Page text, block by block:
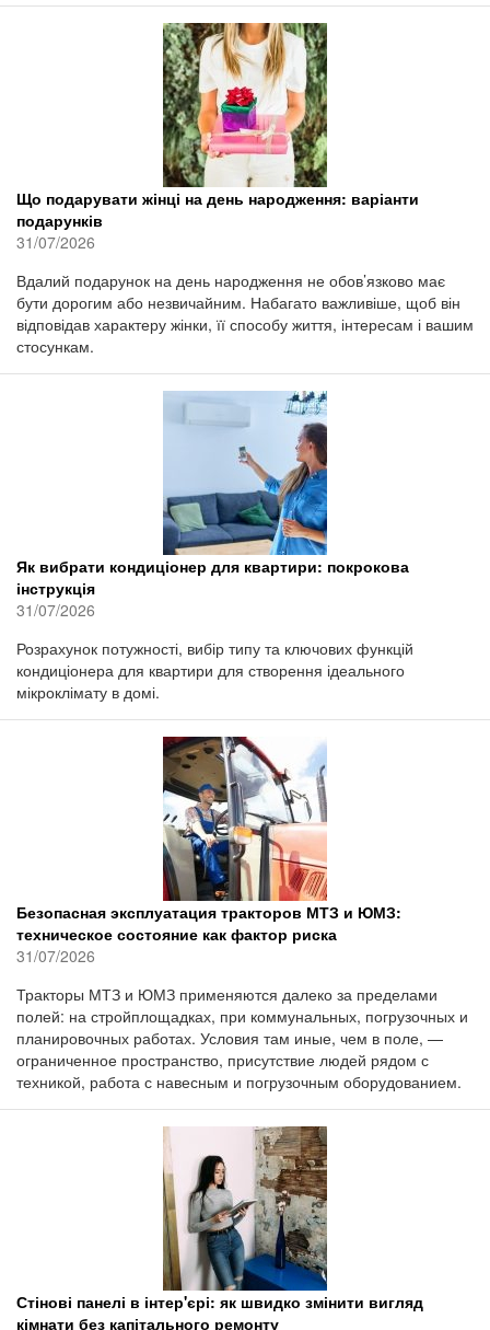
Що подарувати жінці на день народження: варіанти
подарунків
31/07/2026
Вдалий подарунок на день народження не обов’язково має
бути дорогим або незвичайним. Набагато важливіше, щоб він
відповідав характеру жінки, її способу життя, інтересам і вашим
стосункам.
Як вибрати кондиціонер для квартири: покрокова
інструкція
31/07/2026
Розрахунок потужності, вибір типу та ключових функцій
кондиціонера для квартири для створення ідеального
мікроклімату в домі.
Безопасная эксплуатация тракторов МТЗ и ЮМЗ:
техническое состояние как фактор риска
31/07/2026
Тракторы МТЗ и ЮМЗ применяются далеко за пределами
полей: на стройплощадках, при коммунальных, погрузочных и
планировочных работах. Условия там иные, чем в поле, —
ограниченное пространство, присутствие людей рядом с
техникой, работа с навесным и погрузочным оборудованием.
Стінові панелі в інтер'єрі: як швидко змінити вигляд
кімнати без капітального ремонту